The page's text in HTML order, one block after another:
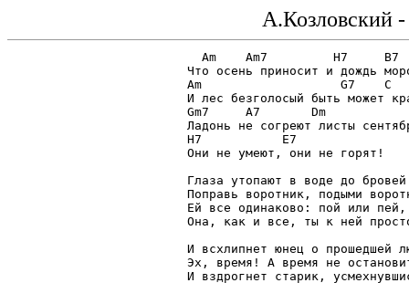
А.Козловский
  Am    Am7         H7     B7
Что осень приносит и дождь
Am                   G7    С
И лес безголосый быть может
Gm7     A7       Dm
Ладонь не согреют листы
H7           E7
Они не умеют, они не горят!
Глаза утопают в воде до
Поправь воротник, подыми
Ей все одинаково: пой или пей,
Она, как и все, ты к ней
И всхлипнет юнец о прошедшей
Эх, время! А время не
И вздрогнет старик,